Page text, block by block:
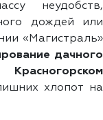
неудобств,
дождей или
«Магистраль»
дачного
хлопот на